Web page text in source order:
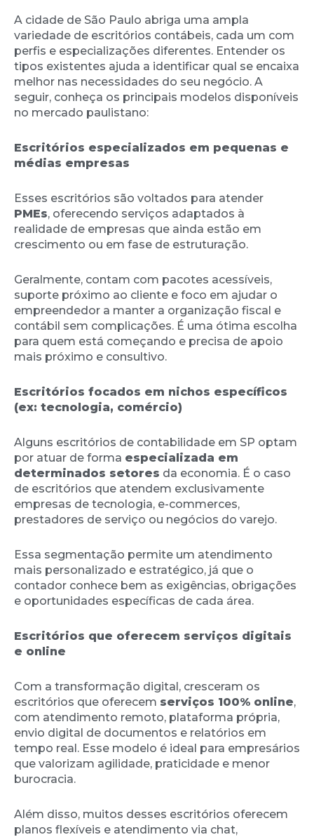
A cidade de São Paulo abriga uma ampla
variedade de escritórios contábeis, cada um com
perfis e especializações diferentes. Entender os
tipos existentes ajuda a identificar qual se encaixa
melhor nas necessidades do seu negócio. A
seguir, conheça os principais modelos disponíveis
no mercado paulistano:
Escritórios especializados em pequenas e
médias empresas
Esses escritórios são voltados para atender
PMEs, oferecendo serviços adaptados à
realidade de empresas que ainda estão em
crescimento ou em fase de estruturação.
Geralmente, contam com pacotes acessíveis,
suporte próximo ao cliente e foco em ajudar o
empreendedor a manter a organização fiscal e
contábil sem complicações. É uma ótima escolha
para quem está começando e precisa de apoio
mais próximo e consultivo.
Escritórios focados em nichos específicos
(ex: tecnologia, comércio)
Alguns escritórios de contabilidade em SP optam
por atuar de forma especializada em
determinados setores da economia. É o caso
de escritórios que atendem exclusivamente
empresas de tecnologia, e-commerces,
prestadores de serviço ou negócios do varejo.
Essa segmentação permite um atendimento
mais personalizado e estratégico, já que o
contador conhece bem as exigências, obrigações
e oportunidades específicas de cada área.
Escritórios que oferecem serviços digitais
e online
Com a transformação digital, cresceram os
escritórios que oferecem serviços 100% online,
com atendimento remoto, plataforma própria,
envio digital de documentos e relatórios em
tempo real. Esse modelo é ideal para empresários
que valorizam agilidade, praticidade e menor
burocracia.
Além disso, muitos desses escritórios oferecem
planos flexíveis e atendimento via chat,